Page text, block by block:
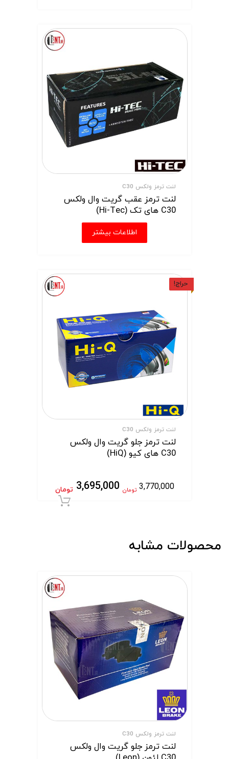
لنت ترمز ولکس C30
لنت ترمز عقب گریت وال ولکس
C30 های تک (Hi-Tec)
اطلاعات بیشتر
حراج!
لنت ترمز ولکس C30
لنت ترمز جلو گریت وال ولکس
C30 های کیو (HiQ)
3,770,000 تومان 3,695,000 تومان
محصولات مشابه
لنت ترمز ولکس C30
لنت ترمز جلو گریت وال ولکس